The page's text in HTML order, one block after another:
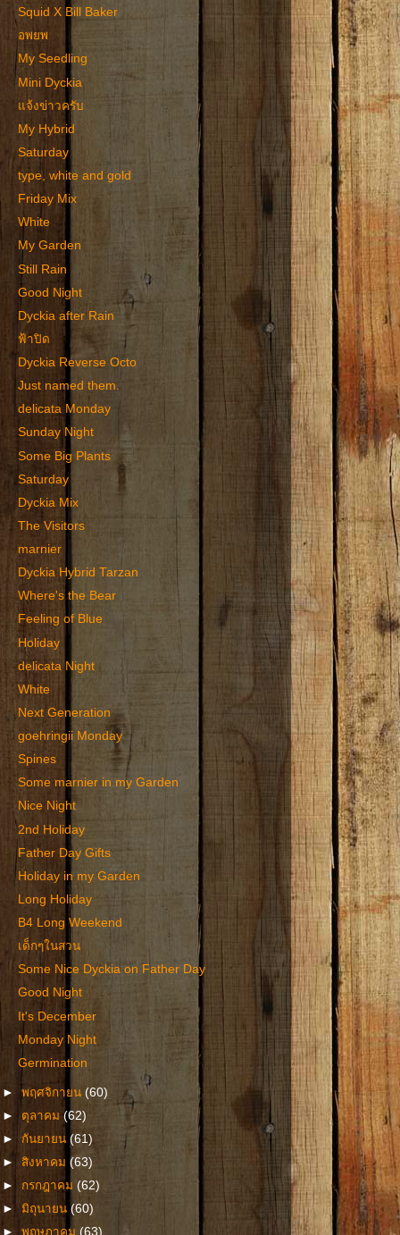
Squid X Bill Baker
อพยพ
My Seedling
Mini Dyckia
แจ้งข่าวครับ
My Hybrid
Saturday
type, white and gold
Friday Mix
White
My Garden
Still Rain
Good Night
Dyckia after Rain
ฟ้าปิด
Dyckia Reverse Octo
Just named them.
delicata Monday
Sunday Night
Some Big Plants
Saturday
Dyckia Mix
The Visitors
marnier
Dyckia Hybrid Tarzan
Where's the Bear
Feeling of Blue
Holiday
delicata Night
White
Next Generation
goehringii Monday
Spines
Some marnier in my Garden
Nice Night
2nd Holiday
Father Day Gifts
Holiday in my Garden
Long Holiday
B4 Long Weekend
เด็กๆในสวน
Some Nice Dyckia on Father Day
Good Night
It's December
Monday Night
Germination
►พฤศจิกายน (60)
► ตุลาคม(62)
► กันยายน(61)
►สิงหาคม(63)
► กรกฎาคม(62)
►มิถุนายน(60)
►พฤษภาคม(63)